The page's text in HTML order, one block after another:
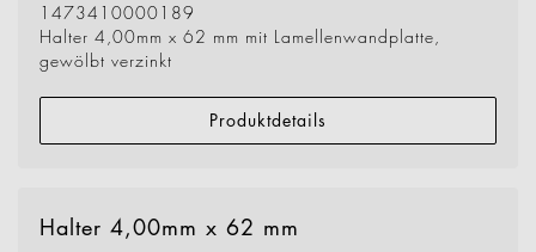
1473410000189
Halter 4,00mm x 62 mm mit Lamellenwandplatte,
gewölbt verzinkt
Produktdetails
Halter 4,00mm x 62 mm